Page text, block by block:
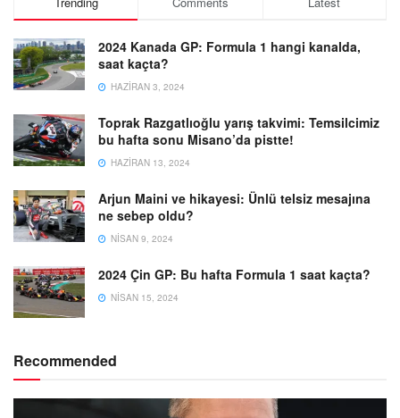
2024 Kanada GP: Formula 1 hangi kanalda,
saat kaçta?
HAZIRAN 3, 2024
Toprak Razgatlıoğlu yarış takvimi: Temsilcimiz
bu hafta sonu Misano’da pistte!
HAZIRAN 13, 2024
Arjun Maini ve hikayesi: Ünlü telsiz mesajına
ne sebep oldu?
NISAN 9, 2024
2024 Çin GP: Bu hafta Formula 1 saat kaçta?
NISAN 15, 2024
Recommended